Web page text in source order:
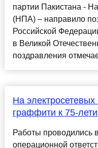
партии Пакистана -
(НПА) – направило
Российской
в Великой
поздравления
На
граффити к 75-
Работы проводились
операционной